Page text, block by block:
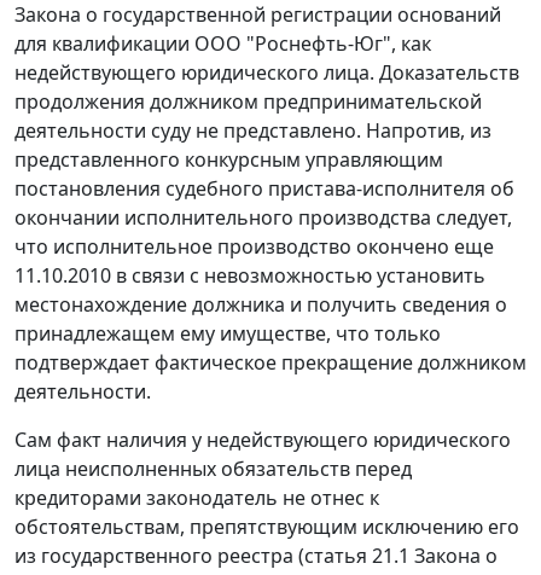
Закона о государственной регистрации оснований
для квалификации ООО "Роснефть-Юг", как
недействующего юридического лица. Доказательств
продолжения должником предпринимательской
деятельности суду не представлено. Напротив, из
представленного конкурсным управляющим
постановления судебного пристава-исполнителя об
окончании исполнительного производства следует,
что исполнительное производство окончено еще
11.10.2010 в связи с невозможностью установить
местонахождение должника и получить сведения о
принадлежащем ему имуществе, что только
подтверждает фактическое прекращение должником
деятельности.
Сам факт наличия у недействующего юридического
лица неисполненных обязательств перед
кредиторами законодатель не отнес к
обстоятельствам, препятствующим исключению его
из государственного реестра (статья 21.1 Закона о